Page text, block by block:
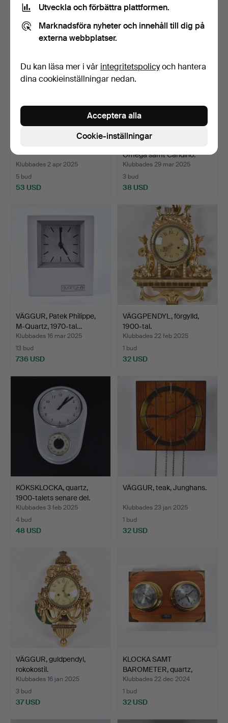
1 bud
2 bud
Klubbades 2 apr 2025
5 bud
53 USD
Omega samt Candino.
Klubbades 29 mar 2025
3 bud
38 USD
VÄGGUR, Patek Philippe,
M-Quartz, 1970-tal…
Klubbades 16 mar 2025
13 bud
736 USD
VÄGGPENDYL, förgylld,
1900-tal.
Klubbades 22 feb 2025
1 bud
32 USD
KÖKSKLOCKA, quartz,
1900-talets senare del.
Klubbades 3 feb 2025
4 bud
48 USD
VÄGGUR, teak, Junghans.
Klubbades 23 jan 2025
1 bud
32 USD
VÄGGUR, guldpendyl,
rokokostil.
Klubbades 16 jan 2025
3 bud
37 USD
KLOCKA SAMT
BAROMETER, quartz,
mässing, 19…
Klubbades 22 dec 2024
1 bud
32 USD
Utveckla och förbättra plattformen.
Marknadsföra nyheter och innehåll till dig på
externa webbplatser.
Du kan läsa mer i vår integritetspolicyoch hantera
dina cookieinställningar nedan.
Cookie-inställningar
Acceptera alla